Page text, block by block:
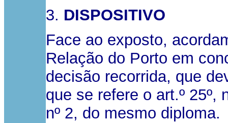
3. DISPOSITIVO
Face ao exposto,
Relação do Porto em
decisão recorrida, que
que se refere o art.º 25º,
nº 2, do mesmo diploma.